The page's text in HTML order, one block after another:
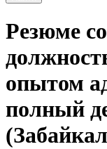
Резюме
опытом
полный